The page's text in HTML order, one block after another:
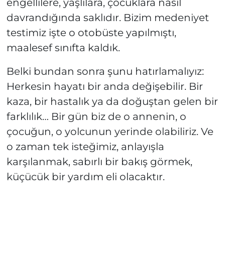
davrandığında saklıdır. Bizim medeniyet
testimiz işte o otobüste yapılmıştı,
maalesef sınıfta kaldık.
Belki bundan sonra şunu hatırlamalıyız:
Herkesin hayatı bir anda değişebilir. Bir
kaza, bir hastalık ya da doğuştan gelen bir
farklılık… Bir gün biz de o annenin, o
çocuğun, o yolcunun yerinde olabiliriz. Ve
o zaman tek isteğimiz, anlayışla
karşılanmak, sabırlı bir bakış görmek,
küçücük bir yardım eli olacaktır.